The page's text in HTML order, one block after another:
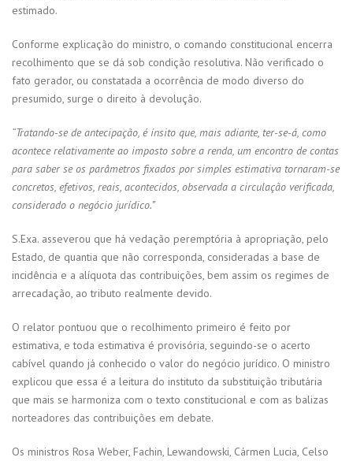
estimado.
Conforme explicação do ministro, o comando constitucional encerra
recolhimento que se dá sob condição resolutiva. Não verificado o
fato gerador, ou constatada a ocorrência de modo diverso do
presumido, surge o direito à devolução.
“Tratando-se de antecipação, é ínsito que, mais adiante, ter-se-á, como
acontece relativamente ao imposto sobre a renda, um encontro de contas
para saber se os parâmetros fixados por simples estimativa tornaram-se
concretos, efetivos, reais, acontecidos, observada a circulação verificada,
considerado o negócio jurídico.”
S.Exa. asseverou que há vedação peremptória à apropriação, pelo
Estado, de quantia que não corresponda, consideradas a base de
incidência e a alíquota das contribuições, bem assim os regimes de
arrecadação, ao tributo realmente devido.
O relator pontuou que o recolhimento primeiro é feito por
estimativa, e toda estimativa é provisória, seguindo-se o acerto
cabível quando já conhecido o valor do negócio jurídico. O ministro
explicou que essa é a leitura do instituto da substituição tributária
que mais se harmoniza com o texto constitucional e com as balizas
norteadores das contribuições em debate.
Os ministros Rosa Weber, Fachin, Lewandowski, Cármen Lucia, Celso